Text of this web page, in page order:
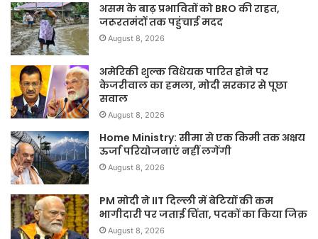
असम के बाढ़ प्रभावितों को BRO की राहत,
जरूरतमंदों तक पहुंचाई मदद
August 8, 2026
अमेरिकी शुल्क विधेयक पारित होने पर
केजरीवाल का हमला, मोदी सरकार से पूछा
सवाल
August 8, 2026
Home Ministry: सीमा से एक किमी तक अक्षय
ऊर्जा परियोजनाएं नहीं लगेंगी
August 8, 2026
PM मोदी ने IIT दिल्ली में बेटियों की कम
भागीदारी पर जताई चिंता, पदकों का किया जिक्र
August 8, 2026